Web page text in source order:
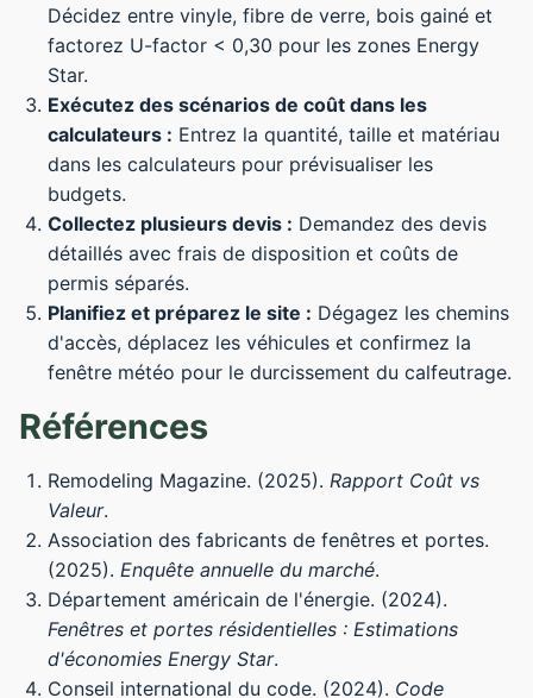
Décidez entre vinyle, fibre de verre, bois gainé et
factorez U-factor < 0,30 pour les zones Energy
Star.
Exécutez des scénarios de coût dans les
calculateurs : Entrez la quantité, taille et matériau
dans les calculateurs pour prévisualiser les
budgets.
Collectez plusieurs devis : Demandez des devis
détaillés avec frais de disposition et coûts de
permis séparés.
Planifiez et préparez le site : Dégagez les chemins
d'accès, déplacez les véhicules et confirmez la
fenêtre météo pour le durcissement du calfeutrage.
Références
Remodeling Magazine. (2025). Rapport Coût vs
Valeur.
Association des fabricants de fenêtres et portes.
(2025). Enquête annuelle du marché.
Département américain de l'énergie. (2024).
Fenêtres et portes résidentielles : Estimations
d'économies Energy Star.
Conseil international du code. (2024). Code